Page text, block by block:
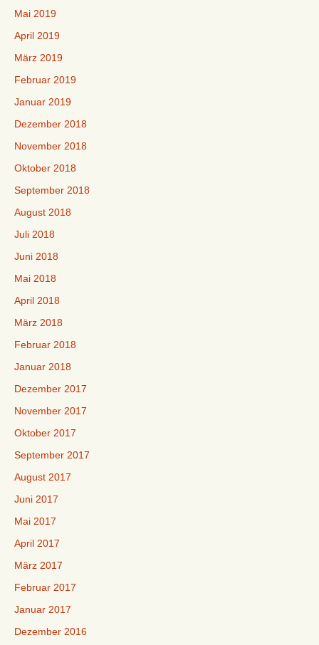
Mai 2019
April 2019
März 2019
Februar 2019
Januar 2019
Dezember 2018
November 2018
Oktober 2018
September 2018
August 2018
Juli 2018
Juni 2018
Mai 2018
April 2018
März 2018
Februar 2018
Januar 2018
Dezember 2017
November 2017
Oktober 2017
September 2017
August 2017
Juni 2017
Mai 2017
April 2017
März 2017
Februar 2017
Januar 2017
Dezember 2016